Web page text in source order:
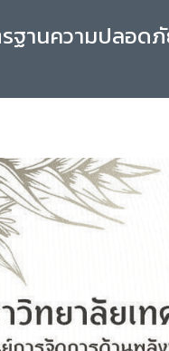
ฐานความปลอด